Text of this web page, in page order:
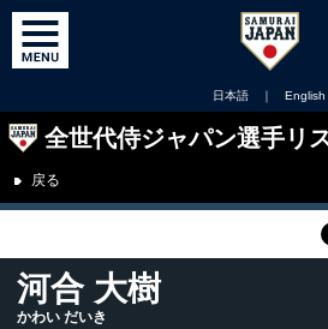
日本語 ｜ English
全世代侍ジャパン選手リ
戻る
河合 大樹
かわい だいき